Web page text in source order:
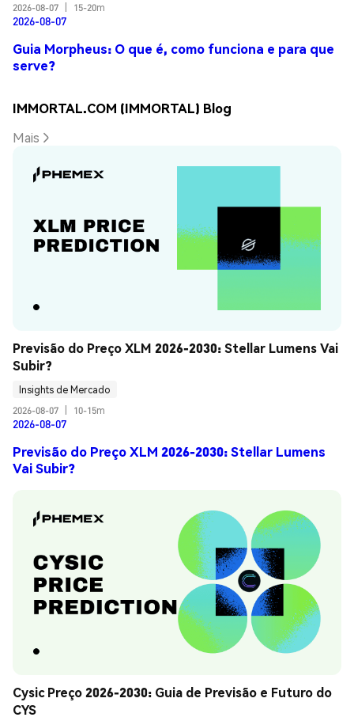
2026-08-07
15-20m
2026-08-07
Guia Morpheus: O que é, como funciona e para que
serve?
IMMORTAL.COM (IMMORTAL) Blog
Mais
Previsão do Preço XLM 2026-2030: Stellar Lumens Vai
Subir?
Insights de Mercado
2026-08-07
10-15m
2026-08-07
Previsão do Preço XLM 2026-2030: Stellar Lumens
Vai Subir?
Cysic Preço 2026-2030: Guia de Previsão e Futuro do
CYS